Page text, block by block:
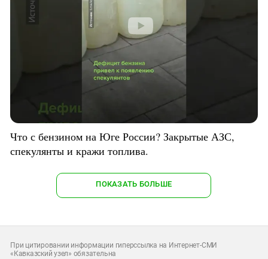
Что с бензином на Юге России? Закрытые АЗС,
спекулянты и кражи топлива.
ПОКАЗАТЬ БОЛЬШЕ
При цитировании информации гиперссылка на Интернет-СМИ
«Кавказский узел» обязательна